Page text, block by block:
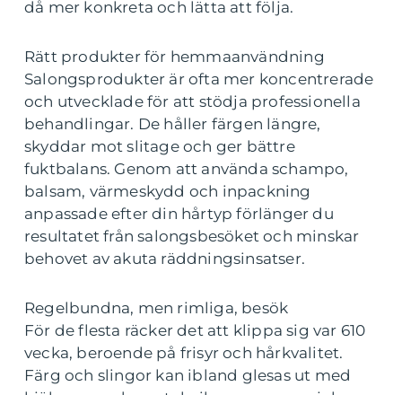
då mer konkreta och lätta att följa.
Rätt produkter för hemmaanvändning
Salongsprodukter är ofta mer koncentrerade
och utvecklade för att stödja professionella
behandlingar. De håller färgen längre,
skyddar mot slitage och ger bättre
fuktbalans. Genom att använda schampo,
balsam, värmeskydd och inpackning
anpassade efter din hårtyp förlänger du
resultatet från salongsbesöket och minskar
behovet av akuta räddningsinsatser.
Regelbundna, men rimliga, besök
För de flesta räcker det att klippa sig var 610
vecka, beroende på frisyr och hårkvalitet.
Färg och slingor kan ibland glesas ut med